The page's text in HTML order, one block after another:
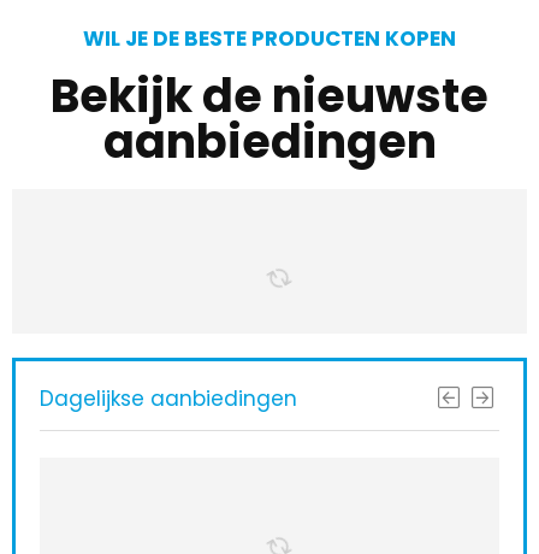
WIL JE DE BESTE PRODUCTEN KOPEN
Bekijk de nieuwste
aanbiedingen
Dagelijkse aanbiedingen